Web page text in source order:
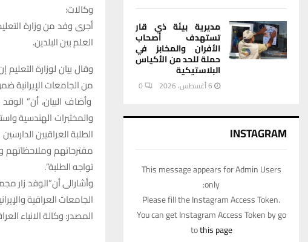
وكالات:
أجرى وفد من وزارة
العلم بين البلدين.
وقال بيان لوزارة
من الجامعات الإيرانية
وأضاف البيان، أن”
والمختبرات الهندسية
الطلبة العراقيين
مقترحاتهم وملاحظاتهم
تواجه الطلبة”.
وأشارالى أن”الوفد زار
الجامعات العراقية
المصدر: وكالة الانباء
مديرية بيئة ذي قار
تستهدف أصحاب
الأفران والمخابز في
حملة للحد من الأكياس
البلاستيكية
6 أغسطس، 2026 0
INSTAGRAM
This message appears for Admin Users
only:
Please fill the Instagram Access Token.
You can get Instagram Access Token by go
tothis page